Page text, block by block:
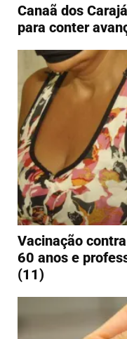
Canaã dos
para conter
Vacinação
60 anos e
(11)